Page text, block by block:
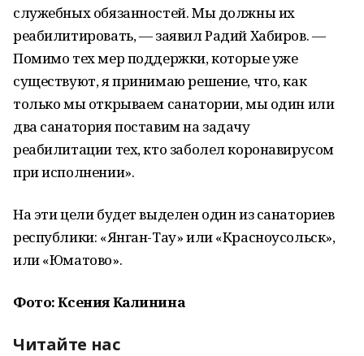
служебных обязанностей. Мы должны их
реабилитировать, — заявил Радий Хабиров. —
Помимо тех мер поддержки, которые уже
существуют, я принимаю решение, что, как
только мы открываем санатории, мы один или
два санатория поставим на задачу
реабилитации тех, кто заболел коронавирусом
при исполнении».
На эти цели будет выделен один из санаториев
республики: «Янган-Тау» или «Красноусольск»,
или «Юматово».
Фото: Ксения Калинина
Читайте нас